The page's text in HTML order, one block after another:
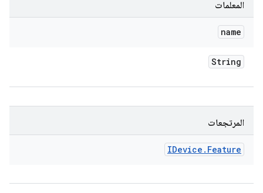
المعلمات
name
String
المرتجعات
IDevice . Feature